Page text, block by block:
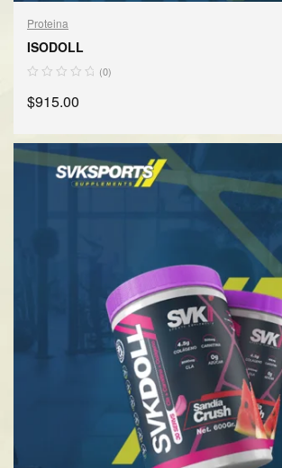
Proteina
ISODOLL
(0)
$915.00
SELECCIONAR OPCIONES